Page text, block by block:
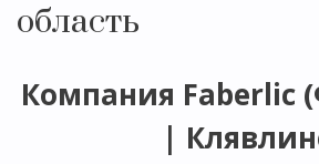
область
Компания Faberlic
|